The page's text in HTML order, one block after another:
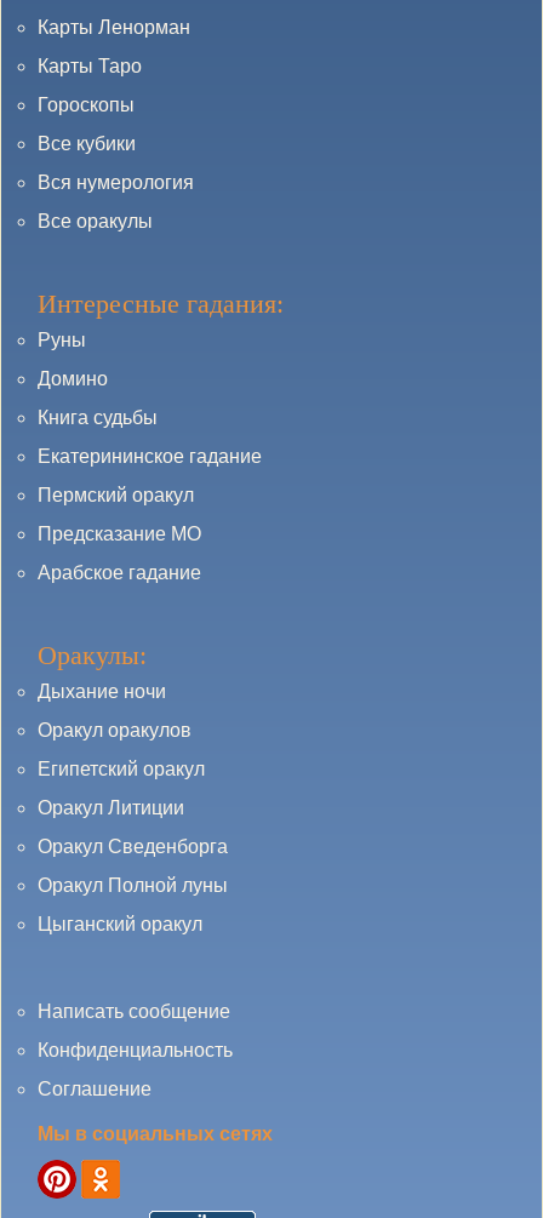
Карты Ленорман
Карты Таро
Гороскопы
Все кубики
Вся нумерология
Все оракулы
Интересные гадания:
Руны
Домино
Книга судьбы
Екатерининское гадание
Пермский оракул
Предсказание МО
Арабское гадание
Оракулы:
Дыхание ночи
Оракул оракулов
Египетский оракул
Оракул Литиции
Оракул Сведенборга
Оракул Полной луны
Цыганский оракул
Написать сообщение
Конфиденциальность
Соглашение
Мы в социальных сетях